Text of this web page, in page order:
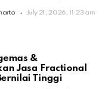
July 21, 2026, 11:23 am
&
Jasa Fractional
Tinggi